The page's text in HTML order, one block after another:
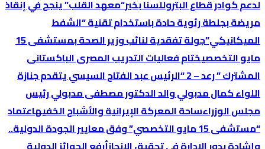
لدعم كوادر قطاع البتروللسنا بخير“معهد القلب” ينجح في إنقاذ
مريضة بجلطة رئوية حادة باستخدام تقنية “الشفط
الميكانيكي”
جولة تفقدية لنائب وزير الصحة بمستشفى 15
مايو التخصصيختام فعاليات التدريب المصرى الباكستانى
المشترك ” رعد – 2 “
الرئيس عبد الفتاح السيسي يتقدم جنازة
اللواء كمال مدبولي والد الدكتور مصطفى مدبولي رئيس
مجلس الوزراءساحة المعركة الإيرانية والأشباح الخفيهاعتماد
“مستشفى 15 مايو التخصصي” وفق معايير الجودة الدولية..